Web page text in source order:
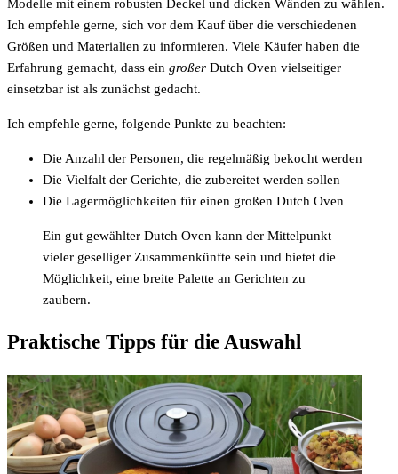
Modelle mit einem robusten Deckel und dicken Wänden zu wählen.
Ich empfehle gerne, sich vor dem Kauf über die verschiedenen
Größen und Materialien zu informieren. Viele Käufer haben die
Erfahrung gemacht, dass ein großer Dutch Oven vielseitiger
einsetzbar ist als zunächst gedacht.
Ich empfehle gerne, folgende Punkte zu beachten:
Die Anzahl der Personen, die regelmäßig bekocht werden
Die Vielfalt der Gerichte, die zubereitet werden sollen
Die Lagermöglichkeiten für einen großen Dutch Oven
Ein gut gewählter Dutch Oven kann der Mittelpunkt
vieler geselliger Zusammenkünfte sein und bietet die
Möglichkeit, eine breite Palette an Gerichten zu
zaubern.
Praktische Tipps für die Auswahl